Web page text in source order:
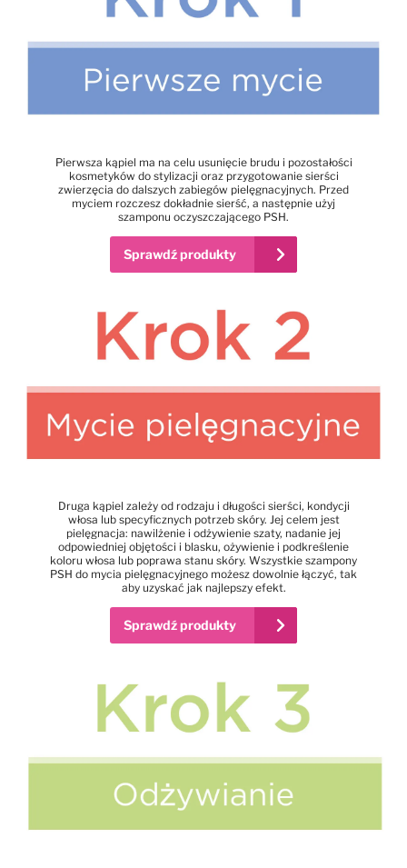
Pierwsza kąpiel ma na celu usunięcie brudu i pozostałości
kosmetyków do stylizacji oraz przygotowanie sierści
zwierzęcia do dalszych zabiegów pielęgnacyjnych. Przed
myciem rozczesz dokładnie sierść, a następnie użyj
szamponu oczyszczającego PSH.
Sprawdź produkty
Druga kąpiel zależy od rodzaju i długości sierści, kondycji
włosa lub specyficznych potrzeb skóry. Jej celem jest
pielęgnacja: nawilżenie i odżywienie szaty, nadanie jej
odpowiedniej objętości i blasku, ożywienie i podkreślenie
koloru włosa lub poprawa stanu skóry. Wszystkie szampony
PSH do mycia pielęgnacyjnego możesz dowolnie łączyć, tak
aby uzyskać jak najlepszy efekt.
Sprawdź produkty